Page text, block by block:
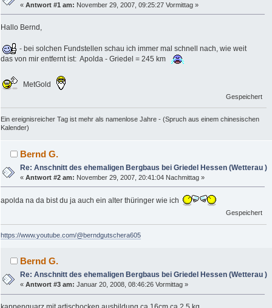
«Antwort #1 am: November 29, 2007, 09:25:27 Vormittag »
Hallo Bernd,
- bei solchen Fundstellen schau ich immer mal schnell nach, wie weit
das von mir entfernt ist: Apolda - Griedel = 245 km
MetGold
Gespeichert
Ein ereignisreicher Tag ist mehr als namenlose Jahre - (Spruch aus einem chinesischen
Kalender)
Bernd G.
Re: Anschnitt des ehemaligen Bergbaus bei Griedel Hessen (Wetterau )
«Antwort #2 am: November 29, 2007, 20:41:04 Nachmittag »
apolda na da bist du ja auch ein alter thüringer wie ich
Gespeichert
https://www.youtube.com/@berndgutschera605
Bernd G.
Re: Anschnitt des ehemaligen Bergbaus bei Griedel Hessen (Wetterau )
«Antwort #3 am: Januar 20, 2008, 08:46:26 Vormittag »